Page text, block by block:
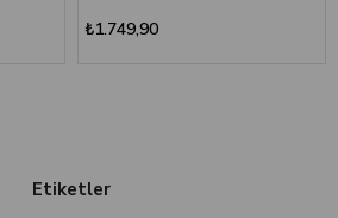
₺1.749,90
Etiketler